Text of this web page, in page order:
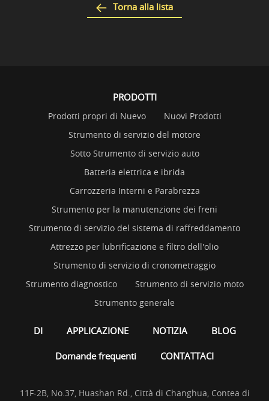
Torna alla lista
PRODOTTI
Prodotti propri di Nuevo
Nuovi Prodotti
Strumento di servizio del motore
Sotto Strumento di servizio auto
Batteria elettrica e ibrida
Carrozzeria Interni e Parabrezza
Strumento per la manutenzione dei freni
Strumento di servizio del sistema di raffreddamento
Attrezzo per lubrificazione e filtro dell'olio
Strumento di servizio di cronometraggio
Strumento diagnostico
Strumento di servizio moto
Strumento generale
DI APPLICAZIONE NOTIZIA BLOG
Domande frequenti CONTATTACI
11F-2B, No.37, Huashan Rd., Città di Changhua, Contea di